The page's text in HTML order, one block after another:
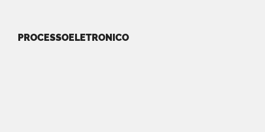
PROCESSOELETRONICO